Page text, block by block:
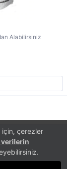
için, çerezler
Alabilirsiniz